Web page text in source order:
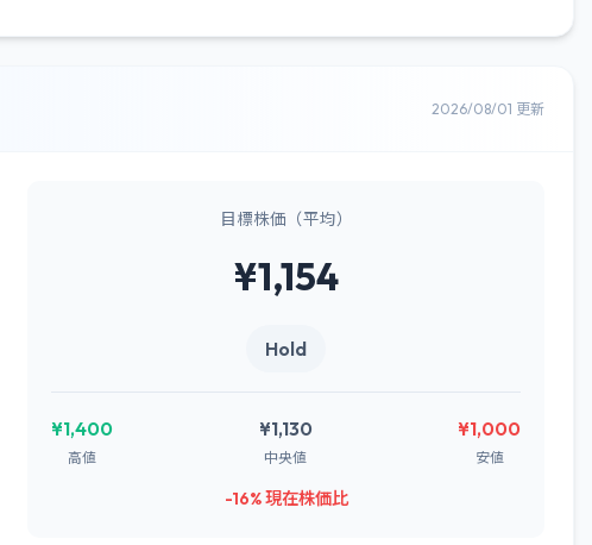
2026/08/01 更新
目標株価（平均）
¥1,154
Hold
¥1,400
高値
¥1,130
中央値
¥1,000
安値
-16% 現在株価比